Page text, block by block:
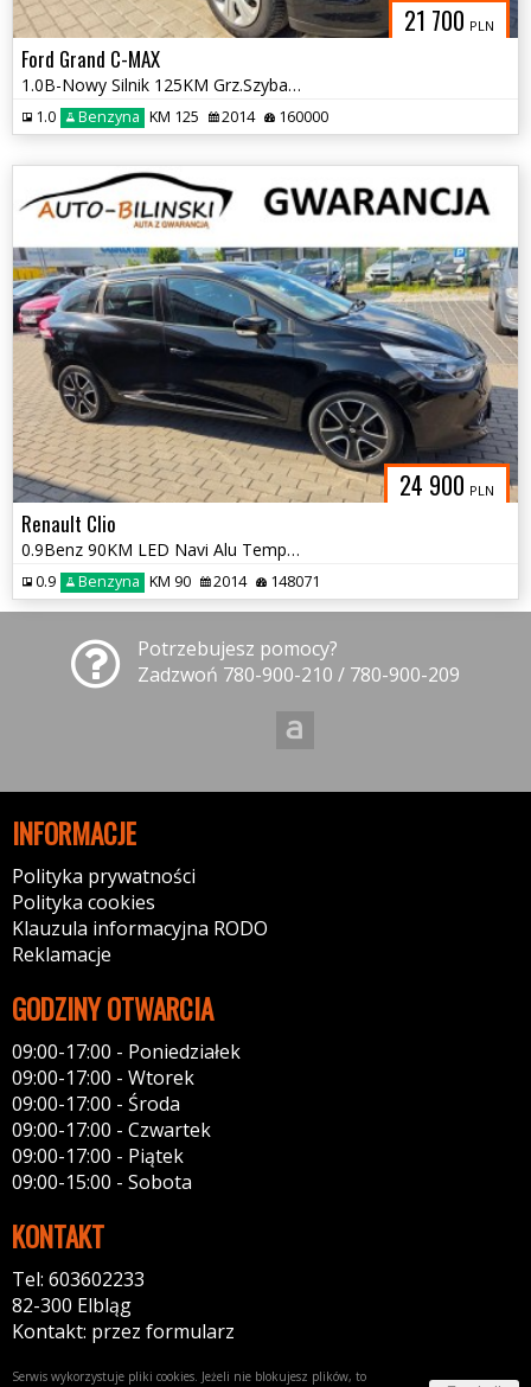
21 700 PLN
Ford Grand C-MAX
1.0B-Nowy Silnik 125KM Grz.Szyba+Fotele Kamera+Parkasist Faktura Gwara
1.0 Benzyna KM 125 2014 160000
24 900 PLN
Renault Clio
0.9Benz 90KM LED Navi Alu Tempomat Klima Faktura Gwarancja
0.9 Benzyna KM 90 2014 148071
Potrzebujesz pomocy?
Zadzwoń 780-900-210 / 780-900-209
INFORMACJE
Polityka prywatności
Polityka cookies
Klauzula informacyjna RODO
Reklamacje
GODZINY OTWARCIA
09:00-17:00 - Poniedziałek
09:00-17:00 - Wtorek
09:00-17:00 - Środa
09:00-17:00 - Czwartek
09:00-17:00 - Piątek
09:00-15:00 - Sobota
KONTAKT
Tel: 603602233
82-300 Elbląg
Kontakt: przez formularz
Serwis wykorzystuje pliki cookies. Jeżeli nie blokujesz plików, to